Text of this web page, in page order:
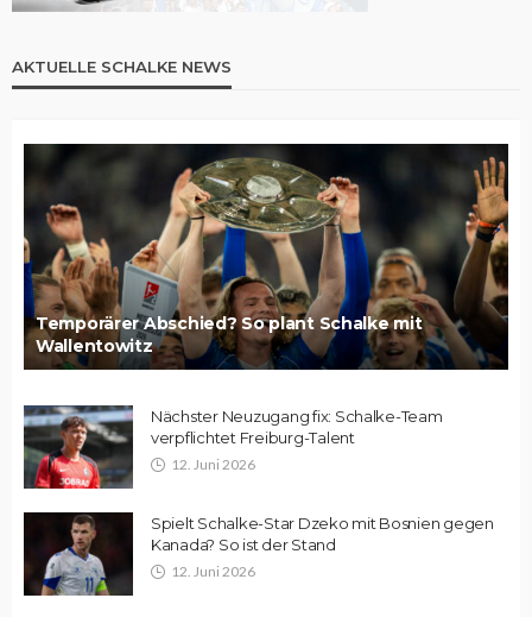
AKTUELLE SCHALKE NEWS
Temporärer Abschied? So plant Schalke mit
Wallentowitz
Nächster Neuzugang fix: Schalke-Team
verpflichtet Freiburg-Talent
12. Juni 2026
Spielt Schalke-Star Dzeko mit Bosnien gegen
Kanada? So ist der Stand
12. Juni 2026